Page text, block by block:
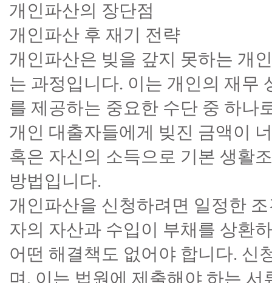
개인파산의 장단점
개인파산 후 재기 전략
개인파산은 빚을 갚지 못하는 개
는 과정입니다. 이는 개인의 재무
를 제공하는 중요한 수단 중 하나
개인 대출자들에게 빚진 금액이
혹은 자신의 소득으로 기본 생활
방법입니다.
개인파산을 신청하려면 일정한
자의 자산과 수입이 부채를 상환
어떤 해결책도 없어야 합니다. 신
며, 이는 법원에 제출해야 하는